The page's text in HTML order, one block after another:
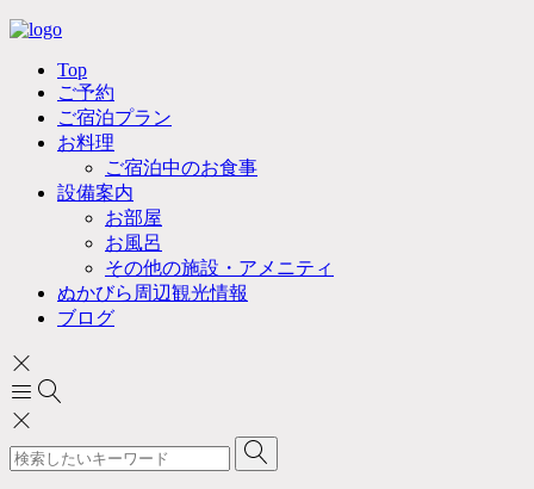
Top
ご予約
ご宿泊プラン
お料理
ご宿泊中のお食事
設備案内
お部屋
お風呂
その他の施設・アメニティ
ぬかびら周辺観光情報
ブログ